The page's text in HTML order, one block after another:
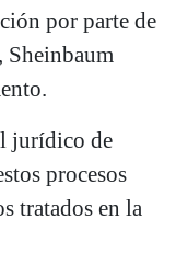
por parte de
Sheinbaum
jurídico de
procesos
tratados en la